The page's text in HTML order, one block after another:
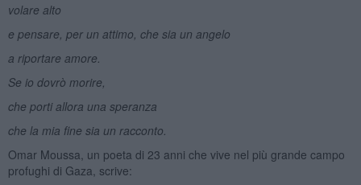
volare alto
e pensare, per un attimo, che sia un angelo
a riportare amore.
Se io dovrò morire,
che porti allora una speranza
che la mia fine sia un racconto.
Omar Moussa, un poeta di 23 anni che vive nel più grande campo
profughi di Gaza, scrive: